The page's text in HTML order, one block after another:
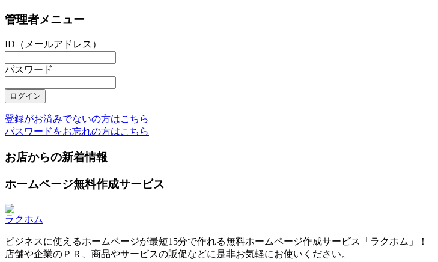
管理者メニュー
ID（メールアドレス）
パスワード
登録がお済みでないの方はこちら
パスワードをお忘れの方はこちら
お店からの新着情報
ホームページ無料作成サービス
ラクホム
ビジネスに使えるホームページが最短15分で作れる無料ホームページ作成サービス「ラクホム」！
店舗や企業のＰＲ、商品やサービスの販促などに是非お気軽にお使いください。